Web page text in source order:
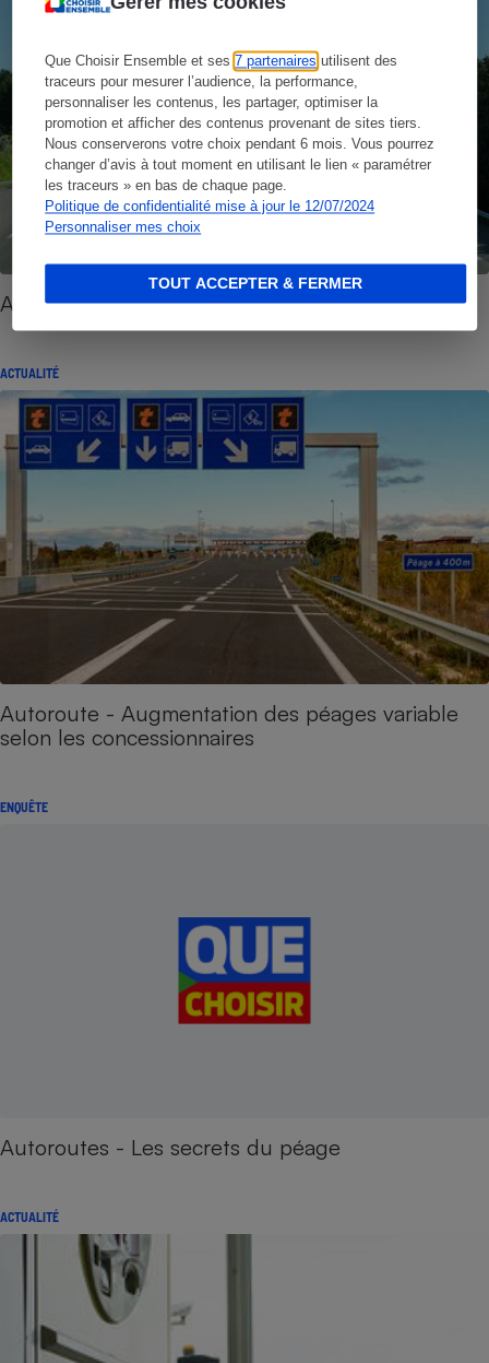
Que Choisir Ensemble et ses7 partenaires utilisent des
traceurs pour mesurer l’audience, la performance,
personnaliser les contenus, les partager, optimiser la
promotion et afficher des contenus provenant de sites tiers.
Nous conserverons votre choix pendant 6 mois. Vous pourrez
changer d’avis à tout moment en utilisant le lien « paramétrer
les traceurs » en bas de chaque page.
Politique de confidentialité mise à jour le 12/07/2024
Personnaliser mes choix
TOUT ACCEPTER & FERMER
Autoroute
ACTUALITÉ
Autoroute - Augmentation des péages variable
selon les concessionnaires
ENQUÊTE
Autoroutes - Les secrets du péage
ACTUALITÉ